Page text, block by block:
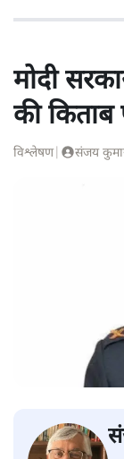
मोदी
की किताब
विश्लेषण| संजय